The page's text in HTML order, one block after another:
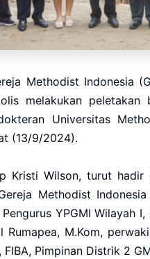
Methodist Indonesia
melakukan
Universitas
(13/9/2024).
Kristi Wilson, turut hadir
Methodist
Pengurus YPGMI Wilayah
Rumapea, M.Kom,
FIBA, Pimpinan Distrik 2